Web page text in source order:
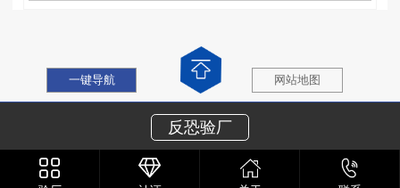
反恐验厂
一键导航 网站地图